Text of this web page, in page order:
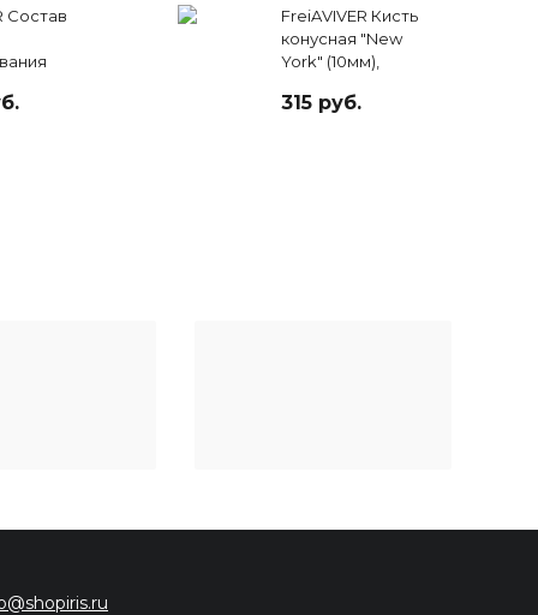
Состав
15
FreiAVIVER Кисть
конусная "New
York" (10мм),
315 руб.